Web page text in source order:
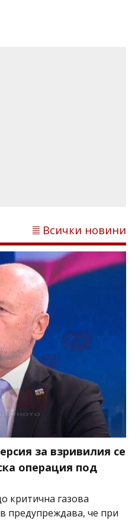
Всички новини
за взривилия се
операция под
критична газова
предупреждава, че при